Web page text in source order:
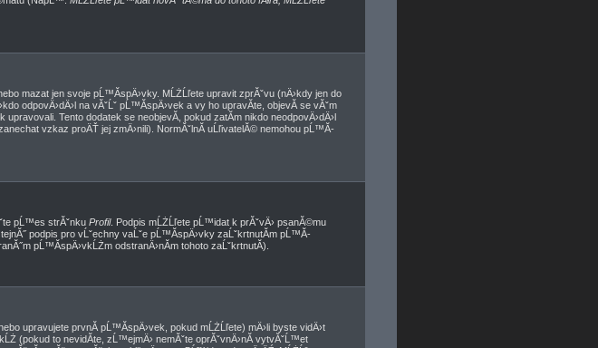
mazat jen svoje pĹ™Ă­spÄ›vky. MĹŻĹľete upravit zprĂˇvu (nÄ›kdy jen do
odpovÄ›dÄ›l na vĂˇĹˇ pĹ™Ă­spÄ›vek a vy ho upravĂ­te, objevĂ­ se vĂˇm
Tento dodatek se neobjevĂ­, pokud zatĂ­m nikdo neodpovÄ›dÄ›l
vzkaz proÄŤ jej zmÄ›nili). NormĂˇlnĂ­ uĹľivatelĂ© nemohou pĹ™Ă­
pĹ™es strĂˇnku Profil. Podpis mĹŻĹľete pĹ™idat k prĂˇvÄ› psanĂ©mu
podpis pro vĹˇechny vaĹˇe pĹ™Ă­spÄ›vky zaĹˇkrtnutĂ­m pĹ™Ă­
pĹ™Ă­spÄ›vkĹŻm odstranÄ›nĂ­m tohoto zaĹˇkrtnutĂ­).
upravujete prvnĂ­ pĹ™Ă­spÄ›vek, pokud mĹŻĹľete) mÄ›li byste vidÄ›t
(pokud to nevidĂ­te, zĹ™ejmÄ› nemĂˇte oprĂˇvnÄ›nĂ­ vytvĂˇĹ™et